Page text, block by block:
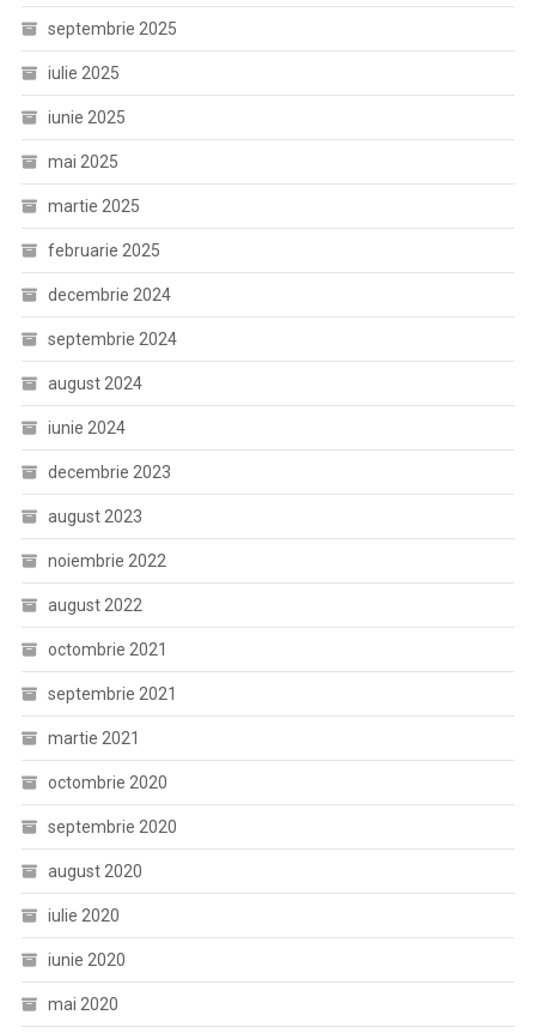
septembrie 2025
iulie 2025
iunie 2025
mai 2025
martie 2025
februarie 2025
decembrie 2024
septembrie 2024
august 2024
iunie 2024
decembrie 2023
august 2023
noiembrie 2022
august 2022
octombrie 2021
septembrie 2021
martie 2021
octombrie 2020
septembrie 2020
august 2020
iulie 2020
iunie 2020
mai 2020